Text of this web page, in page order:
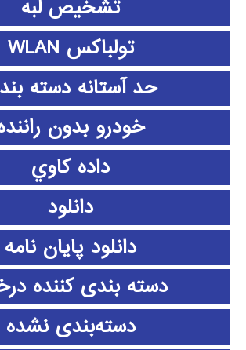
تشخیص لبه
تولباکس WLAN
حد آستانه دسته
خودرو بدون
داده كاوي
دانلود
دانلود پايان نامه
دسته بندی کننده
دسته‌بندی نشده